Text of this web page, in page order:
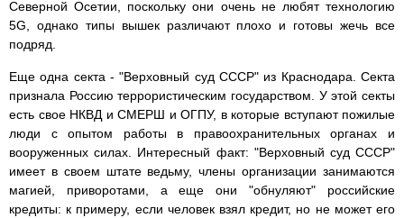
Северной Осетии, поскольку они очень не любят технологию
5G, однако типы вышек различают плохо и готовы жечь все
подряд.
Еще одна секта - "Верховный суд СССР" из Краснодара. Секта
признала Россию террористическим государством. У этой секты
есть свое НКВД и СМЕРШ и ОГПУ, в которые вступают пожилые
люди с опытом работы в правоохранительных органах и
вооруженных силах. Интересный факт: "Верховный суд СССР"
имеет в своем штате ведьму, члены организации занимаются
магией, приворотами, а еще они "обнуляют" российские
кредиты: к примеру, если человек взял кредит, но не может его